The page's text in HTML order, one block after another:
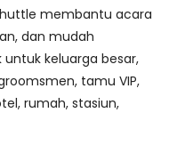
membantu acara
dan mudah
untuk keluarga besar,
tamu VIP,
rumah, stasiun,